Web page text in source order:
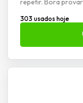
repetir. Bora
303 usados hoje